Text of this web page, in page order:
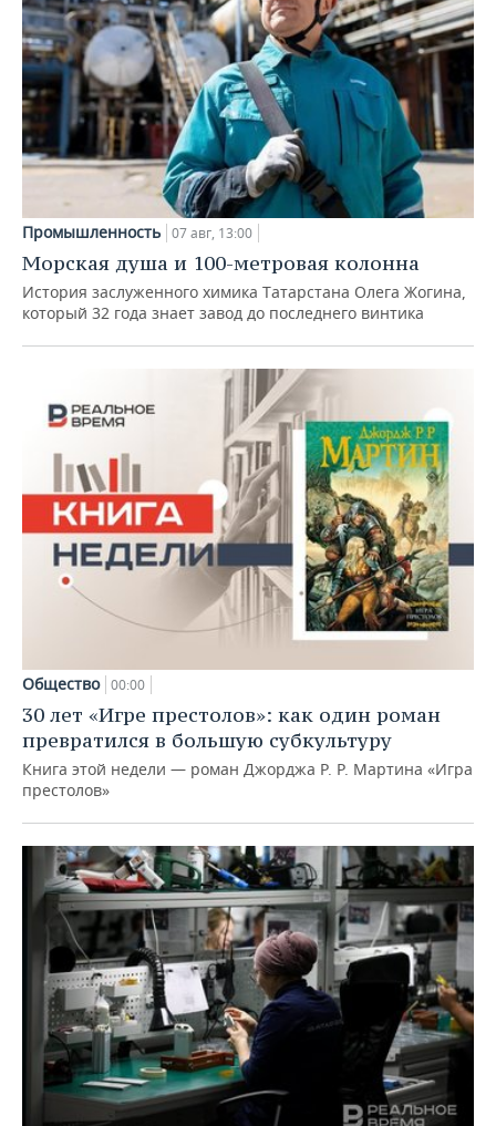
Промышленность 07 авг, 13:00
Морская душа и 100-метровая колонна
История заслуженного химика Татарстана Олега Жогина,
который 32 года знает завод до последнего винтика
Общество 00:00
30 лет «Игре престолов»: как один роман
превратился в большую субкультуру
Книга этой недели — роман Джорджа Р. Р. Мартина «Игра
престолов»